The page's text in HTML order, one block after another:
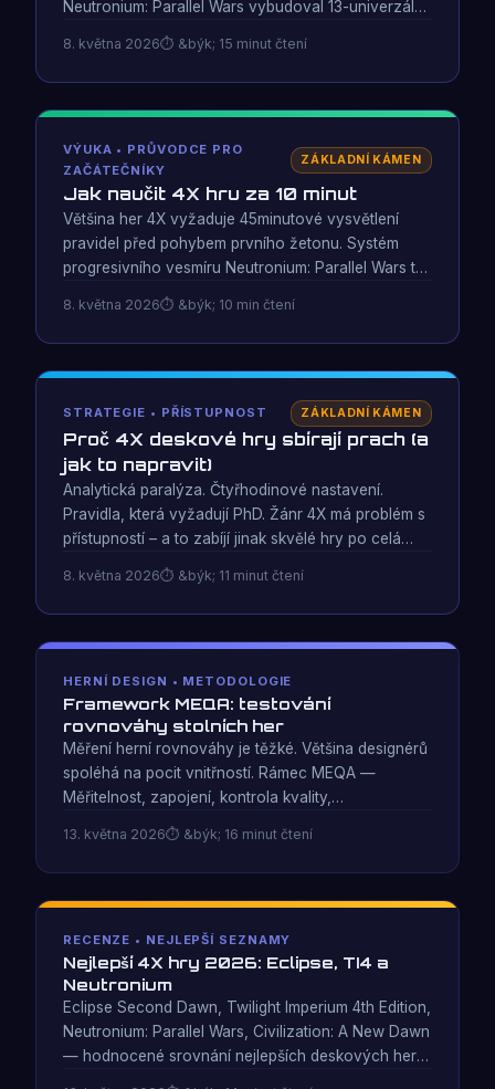
Neutronium: Parallel Wars vybudoval 13-univerzální
8. května 2026 &býk; 15 minut čtení
VÝUKA • PRŮVODCE PRO
ZAČÁTEČNÍKY
ZÁKLADNÍ KÁMEN
Jak naučit 4X hru za 10 minut
Většina her 4X vyžaduje 45minutové vysvětlení
pravidel před pohybem prvního žetonu. Systém
progresivního vesmíru Neutronium: Parallel Wars to
se výuka odehrává hrou.
8. května 2026 &býk; 10 min čtení
STRATEGIE • PŘÍSTUPNOST ZÁKLADNÍ KÁMEN
Proč 4X deskové hry sbírají prach (a
jak to napravit)
Analytická paralýza. Čtyřhodinové nastavení.
Pravidla, která vyžadují PhD. Žánr 4X má problém s
přístupností – a to zabíjí jinak skvělé hry po celá
který skutečně funguje.
8. května 2026 &býk; 11 minut čtení
HERNÍ DESIGN • METODOLOGIE
Framework MEQA: testování
rovnováhy stolních her
Měření herní rovnováhy je těžké. Většina designérů
spoléhá na pocit vnitřností. Rámec MEQA —
Měřitelnost, zapojení, kontrola kvality,
testování vyvinutá během 25 let a více než 12
zdokumentovaných herních testů s Neutronium:
13. května 2026 &býk; 16 minut čtení
RECENZE • NEJLEPŠÍ SEZNAMY
Nejlepší 4X hry 2026: Eclipse, TI4 a
Neutronium
Eclipse Second Dawn, Twilight Imperium 4th Edition,
Neutronium: Parallel Wars, Civilization: A New Dawn
— hodnocené srovnání nejlepších deskových her